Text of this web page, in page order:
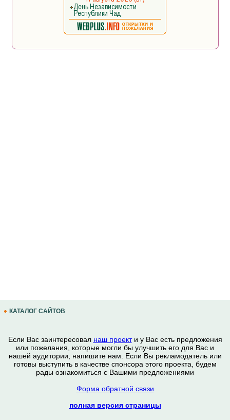
КАТАЛОГ САЙТОВ
Если Вас заинтересовал наш проекти у Вас есть предложения
или пожелания, которые могли бы улучшить его для Вас и
нашей аудитории, напишите нам. Если Вы рекламодатель или
готовы выступить в качестве спонсора этого проекта, будем
рады ознакомиться с Вашими предложениями
Форма обратной связи
полная версия страницы